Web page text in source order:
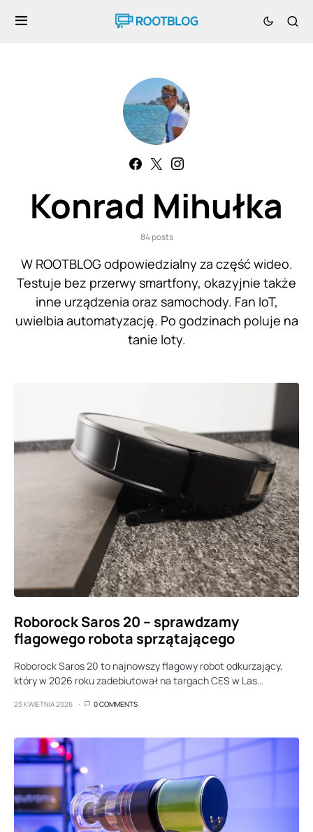
Konrad Mihułka
84 posts
W ROOTBLOG odpowiedzialny za część wideo.
Testuje bez przerwy smartfony, okazyjnie także
inne urządzenia oraz samochody. Fan IoT,
uwielbia automatyzację. Po godzinach poluje na
tanie loty.
Roborock Saros 20 – sprawdzamy
flagowego robota sprzątającego
Roborock Saros 20 to najnowszy flagowy robot odkurzający,
który w 2026 roku zadebiutował na targach CES w Las…
23 KWIETNIA 2026 0 COMMENTS